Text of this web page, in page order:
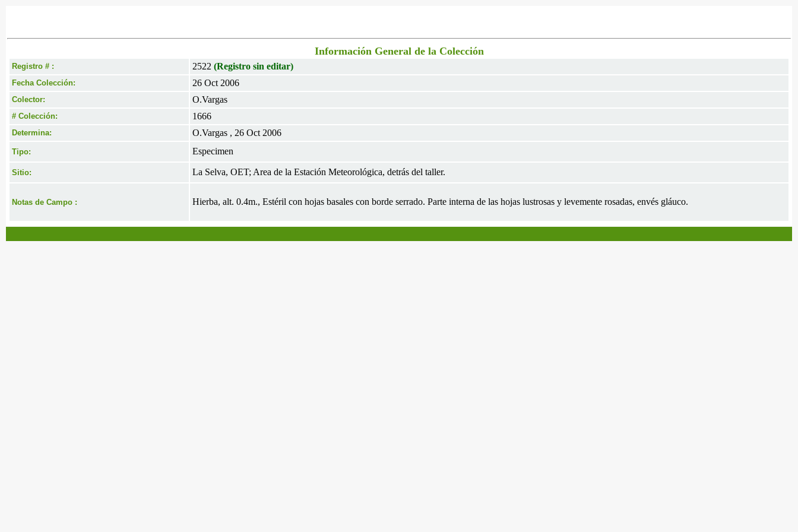
Información General de la Colección
Registro # : 2522 (Registro sin editar)
Fecha Colección: 26 Oct 2006
Colector: O.Vargas
# Colección: 1666
Determina: O.Vargas , 26 Oct 2006
Tipo: Especimen
Sitio: La Selva, OET; Area de la Estación Meteorológica, detrás del taller.
Notas de Campo : Hierba, alt. 0.4m., Estéril con hojas basales con borde serrado. Parte interna de las hojas lustrosas y levemente rosadas, envés gláuco.